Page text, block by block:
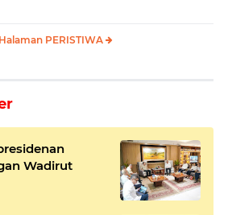
PERISTIWA
Wadirut